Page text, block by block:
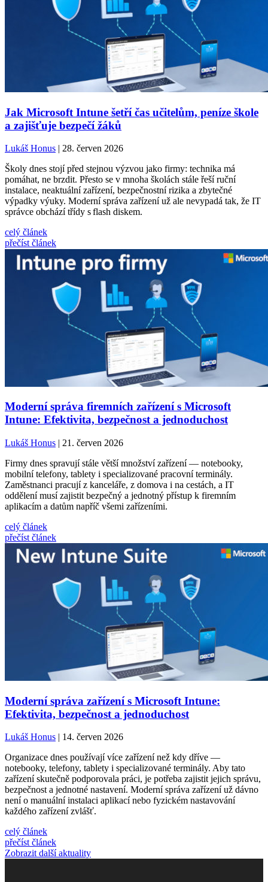
Jak Microsoft Intune šetří čas učitelům, peníze škole
a zajišťuje bezpečí žáků
Lukáš Honus | 28. červen 2026
Školy dnes stojí před stejnou výzvou jako firmy: technika má
pomáhat, ne brzdit. Přesto se v mnoha školách stále řeší ruční
instalace, neaktuální zařízení, bezpečnostní rizika a zbytečné
výpadky výuky. Moderní správa zařízení už ale nevypadá tak, že IT
správce obchází třídy s flash diskem.
celý článek
přečíst článek
Moderní správa firemních zařízení s Microsoft
Intune: Efektivita, bezpečnost a jednoduchost
Lukáš Honus | 21. červen 2026
Firmy dnes spravují stále větší množství zařízení — notebooky,
mobilní telefony, tablety i specializované pracovní terminály.
Zaměstnanci pracují z kanceláře, z domova i na cestách, a IT
oddělení musí zajistit bezpečný a jednotný přístup k firemním
aplikacím a datům napříč všemi zařízeními.
celý článek
přečíst článek
Moderní správa zařízení s Microsoft Intune:
Efektivita, bezpečnost a jednoduchost
Lukáš Honus | 14. červen 2026
Organizace dnes používají více zařízení než kdy dříve —
notebooky, telefony, tablety i specializované terminály. Aby tato
zařízení skutečně podporovala práci, je potřeba zajistit jejich správu,
bezpečnost a jednotné nastavení. Moderní správa zařízení už dávno
není o manuální instalaci aplikací nebo fyzickém nastavování
každého zařízení zvlášť.
celý článek
přečíst článek
Zobrazit další aktuality